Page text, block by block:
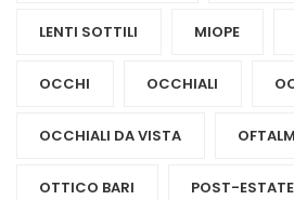
LENTI SOTTILI MIOPE
OCCHI OCCHIALI
OCCHIALI DA VISTA
OTTICO BARI POST-ESTATE